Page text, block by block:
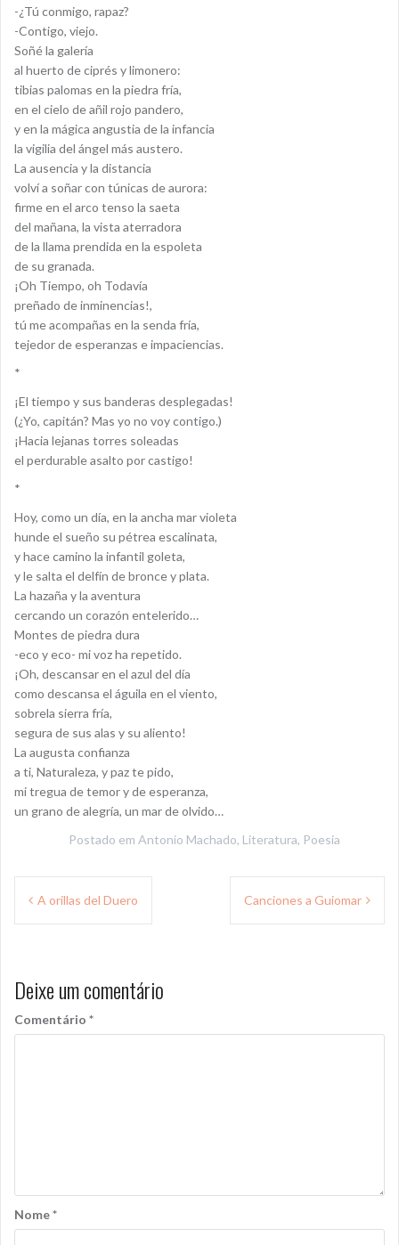
-¿Tú conmigo, rapaz?
-Contigo, viejo.
Soñé la galería
al huerto de ciprés y limonero:
tibias palomas en la piedra fría,
en el cielo de añil rojo pandero,
y en la mágica angustia de la infancia
la vigilia del ángel más austero.
La ausencia y la distancia
volví a soñar con túnicas de aurora:
firme en el arco tenso la saeta
del mañana, la vista aterradora
de la llama prendida en la espoleta
de su granada.
¡Oh Tiempo, oh Todavía
preñado de inminencias!,
tú me acompañas en la senda fría,
tejedor de esperanzas e impaciencias.
*
¡El tiempo y sus banderas desplegadas!
(¿Yo, capitán? Mas yo no voy contigo.)
¡Hacia lejanas torres soleadas
el perdurable asalto por castigo!
*
Hoy, como un día, en la ancha mar violeta
hunde el sueño su pétrea escalinata,
y hace camino la infantil goleta,
y le salta el delfín de bronce y plata.
La hazaña y la aventura
cercando un corazón entelerido…
Montes de piedra dura
-eco y eco- mi voz ha repetido.
¡Oh, descansar en el azul del día
como descansa el águila en el viento,
sobrela sierra fría,
segura de sus alas y su aliento!
La augusta confianza
a ti, Naturaleza, y paz te pido,
mi tregua de temor y de esperanza,
un grano de alegría, un mar de olvido…
Postado em Antonio Machado, Literatura, Poesia
Navegação
A orillas del Duero Canciones a Guiomar
Deixe um comentário
Comentário *
Nome*